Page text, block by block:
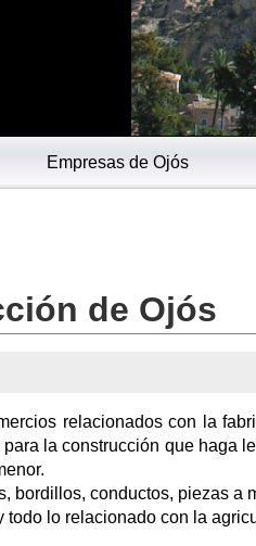
Empresas de Ojós
de Ojós
relacionados con la
la construcción que haga
bordillos, conductos, piezas a
lo relacionado con la